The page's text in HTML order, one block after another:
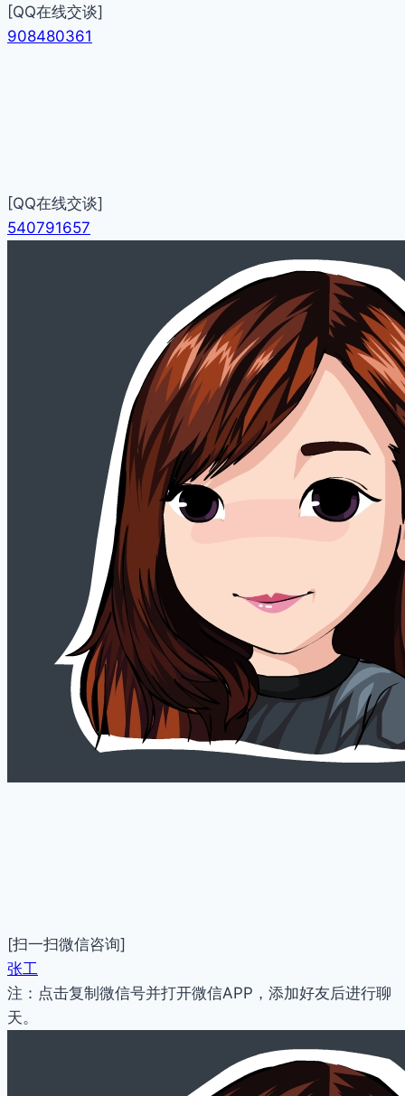
[QQ在线交谈]
908480361
[QQ在线交谈]
540791657
[扫一扫微信咨询]
张工
注：点击复制微信号并打开微信APP，添加好友后进行聊
天。